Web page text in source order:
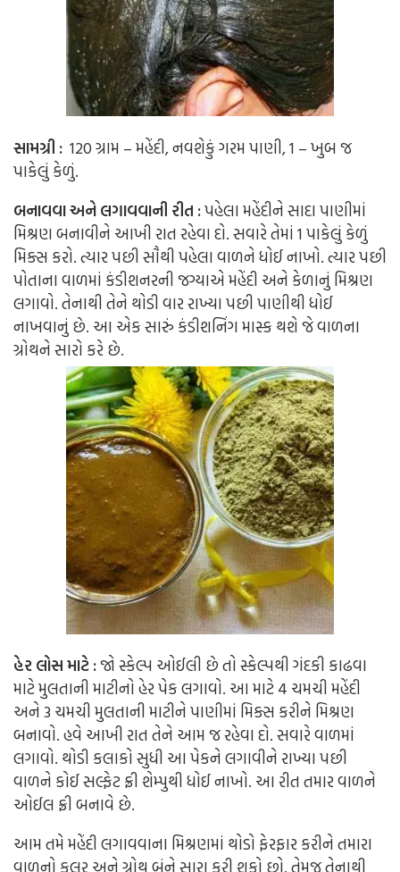
સામગ્રી : 120 ગ્રામ – મહેંદી, નવશેકું ગરમ પાણી, 1 – ખુબ જ
પાકેલું કેળું.
બનાવવા અને લગાવવાની રીત :પહેલા મહેંદીને સાદા પાણીમાં
મિશ્રણ બનાવીને આખી રાત રહેવા દો. સવારે તેમાં 1 પાકેલું કેળું
મિક્સ કરો. ત્યાર પછી સૌથી પહેલા વાળને ધોઈ નાખો. ત્યાર પછી
પોતાના વાળમાં કંડીશનરની જગ્યાએ મહેંદી અને કેળાનું મિશ્રણ
લગાવો. તેનાથી તેને થોડી વાર રાખ્યા પછી પાણીથી ધોઈ
નાખવાનું છે. આ એક સારું કંડીશનિંગ માસ્ક થશે જે વાળના
ગ્રોથને સારો કરે છે.
હેર લોસ માટે :જો સ્કેલ્પ ઓઈલી છે તો સ્કેલ્પથી ગંદકી કાઢવા
માટે મુલતાની માટીનો હેર પેક લગાવો. આ માટે 4 ચમચી મહેંદી
અને 3 ચમચી મુલતાની માટીને પાણીમાં મિક્સ કરીને મિશ્રણ
બનાવો. હવે આખી રાત તેને આમ જ રહેવા દો. સવારે વાળમાં
લગાવો. થોડી કલાકો સુધી આ પેકને લગાવીને રાખ્યા પછી
વાળને કોઈ સલ્ફેટ ફ્રી શેમ્પુથી ધોઈ નાખો. આ રીત તમાર વાળને
ઓઈલ ફ્રી બનાવે છે.
આમ તમે મહેંદી લગાવવાના મિશ્રણમાં થોડો ફેરફાર કરીને તમારા